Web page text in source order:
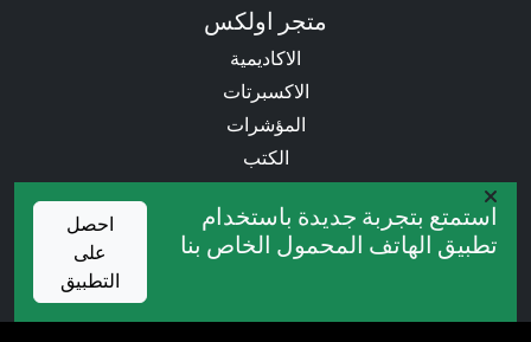
استمتع بتجربة جديدة باستخدام
تطبيق الهاتف المحمول الخاص بنا
احصل
على
التطبيق
متجر اولكس
الاكاديمية
الاكسبرتات
المؤشرات
الكتب
العروض التروجية
المسابقات
البونص